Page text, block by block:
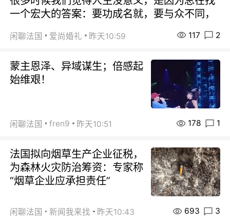
一个宏大的答案：要功成名就，要与众不同，
闲聊法国 爱尚婚礼 昨天10:59 117 2
蒙主恩泽、异域谋生；倍感起
始维艰！
闲聊法国 fren9 昨天10:51 178 1
法国拟向烟草生产企业征税，
为森林火灾防治筹资：专家称
“烟草企业应承担责任”
闲聊法国 新闻我来找 昨天10:43 693 3